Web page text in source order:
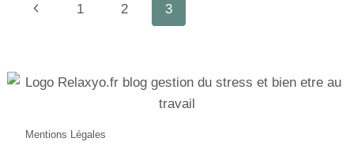
1 2 3
Mentions Légales